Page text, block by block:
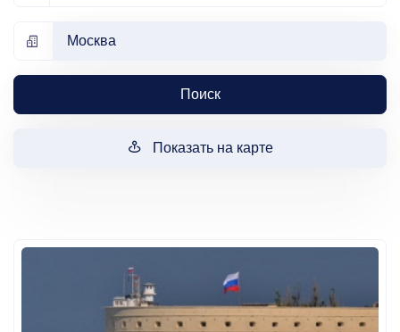
Москва
Поиск
Показать на карте